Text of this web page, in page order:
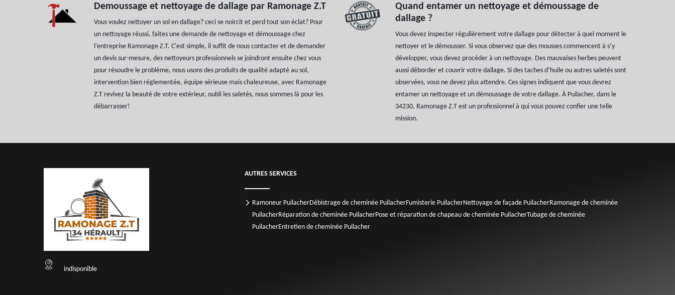
Demoussage et nettoyage de dallage par Ramonage Z.T
Vous voulez nettoyer un sol en dallage? ceci se noircit et perd tout son éclat? Pour
un nettoyage réussi, faites une demande de nettoyage et démoussage chez
l'entreprise Ramonage Z.T. C'est simple, il suffit de nous contacter et de demander
un devis sur-mesure, des nettoyeurs professionnels se joindront ensuite chez vous
pour résoudre le problème, nous usons des produits de qualité adapté au sol,
intervention bien réglementée, équipe sérieuse mais chaleureuse, avec Ramonage
Z.T revivez la beauté de votre extérieur, oubli les saletés, nous sommes là pour les
débarrasser!
Quand entamer un nettoyage et démoussage de
dallage ?
Vous devez inspecter règulièrement votre dallage pour détecter à quel moment le
nettoyer et le démousser. Si vous observez que des mousses commencent à s’y
développer, vous devez procéder à un nettoyage. Des mauvaises herbes peuvent
aussi déborder et couvrir votre dallage. Si des taches d’huile ou autres saletés sont
observées, vous ne devez plus attendre. Ces signes indiquent que vous devrez
entamer un nettoyage et un démoussage de votre dallage. À Puilacher, dans le
34230, Ramonage Z.T est un professionnel à qui vous pouvez confier une telle
mission.
indisponible
AUTRES SERVICES
Ramoneur PuilacherDébistrage de cheminée PuilacherFumisterie PuilacherNettoyage de façade PuilacherRamonage de cheminée
PuilacherRéparation de cheminée PuilacherPose et réparation de chapeau de cheminée PuilacherTubage de cheminée
PuilacherEntretien de cheminée Puilacher